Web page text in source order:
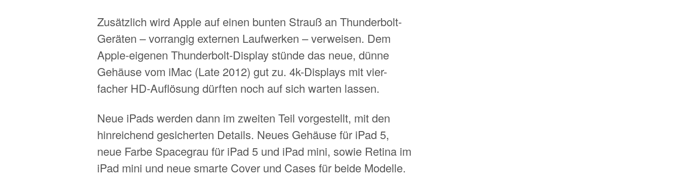
Zusätzlich wird Apple auf einen bunten Strauß an Thunderbolt-
Geräten – vorrangig externen Laufwerken – verweisen. Dem
Apple-eigenen Thunderbolt-Display stünde das neue, dünne
Gehäuse vom iMac (Late 2012) gut zu. 4k-Displays mit vier-
facher HD-Auflösung dürften noch auf sich warten lassen.
Neue iPads werden dann im zweiten Teil vorgestellt, mit den
hinreichend gesicherten Details. Neues Gehäuse für iPad 5,
neue Farbe Spacegrau für iPad 5 und iPad mini, sowie Retina im
iPad mini und neue smarte Cover und Cases für beide Modelle.